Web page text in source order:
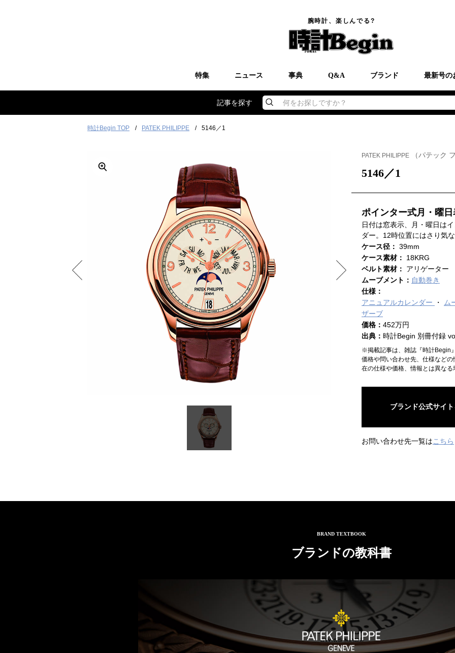
腕時計、楽しんでる?
特集 ニュース 事典 Q&A ブランド 最新号の
記事を探す 何をお探しですか？
時計Begin TOP PATEK PHILIPPE 5146／1
PATEK PHILIPPE （パテック
5146／1
ポインター式月・曜日
日付は窓表示、月・曜日は
ダー。12時位置にはさり気
ケース径： 39mm
ケース素材： 18KRG
ベルト素材： アリゲーター
ムーブメント： 自動巻き
仕様：
アニュアルカレンダー
ム
ザーブ
価格： 452万円
出典： 時計Begin 別冊付録
※掲載記事は、雑誌『時計Begin
価格や問い合わせ先、仕様など
在の仕様や価格、情報とは異な
ブランド公式サイ
お問い合わせ先一覧はこちら
BRAND TEXTBOOK
ブランドの教科書